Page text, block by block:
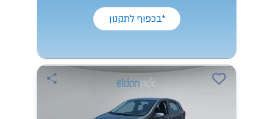
*בכפוף לתקנון